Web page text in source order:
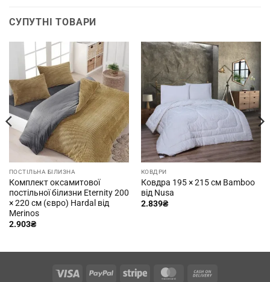
СУПУТНІ ТОВАРИ
ПОСТІЛЬНА БІЛИЗНА
Комплект оксамитової
постільної білизни Eternity 200
× 220 см (євро) Hardal від
Merinos
2.903₴
КОВДРИ
Ковдра 195 × 215 см Bamboo
від Nusa
2.839₴
Visa PayPal Stripe MasterCard